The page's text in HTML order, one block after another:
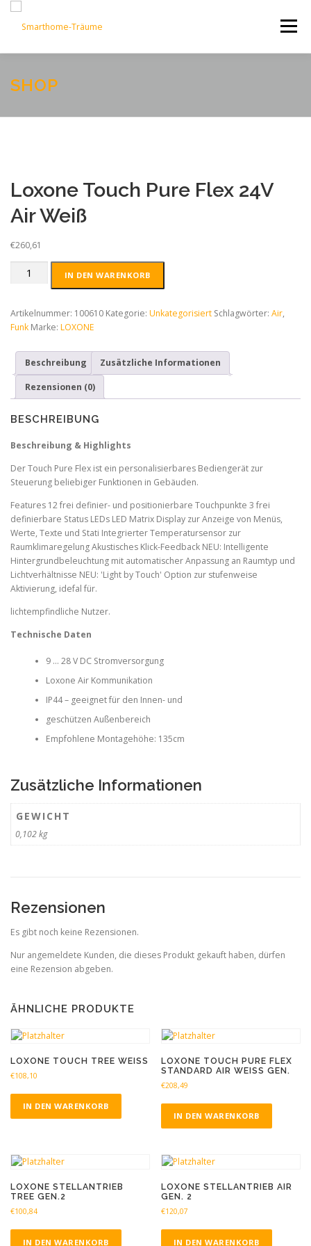
springen
Menü
START
SHOP
Loxone Touch Pure Flex 24V
Air Weiß
€260,61
Loxone
Flex
24V
Weiß
Menge
IN DEN WARENKORB
Artikelnummer: 100610 Kategorie: Unkategorisiert Schlagwörter: Air,
Funk Marke: LOXONE
Beschreibung Zusätzliche Informationen
Rezensionen (0)
BESCHREIBUNG
Beschreibung & Highlights
Der Touch Pure Flex ist ein personalisierbares Bediengerät zur
Steuerung beliebiger Funktionen in Gebäuden.
Features 12 frei definier- und positionierbare Touchpunkte 3 frei
definierbare Status LEDs LED Matrix Display zur Anzeige von Menüs,
Werte, Texte und Stati Integrierter Temperatursensor zur
Raumklimaregelung Akustisches Klick-Feedback NEU: Intelligente
Hintergrundbeleuchtung mit automatischer Anpassung an Raumtyp und
Lichtverhältnisse NEU: 'Light by Touch' Option zur stufenweise
Aktivierung, idefal für.
lichtempfindliche Nutzer.
Technische Daten
9 … 28 V DC Stromversorgung
Loxone Air Kommunikation
IP44 – geeignet für den Innen- und
geschützen Außenbereich
Empfohlene Montagehöhe: 135cm
Zusätzliche Informationen
GEWICHT
0,102 kg
Rezensionen
Es gibt noch keine Rezensionen.
Nur angemeldete Kunden, die dieses Produkt gekauft haben, dürfen
eine Rezension abgeben.
ÄHNLICHE PRODUKTE
LOXONE TOUCH TREE WEISS
€108,10
IN DEN WARENKORB
LOXONE TOUCH PURE FLEX
STANDARD AIR WEISS GEN.
€208,49
IN DEN WARENKORB
LOXONE STELLANTRIEB
TREE GEN.2
€100,84
IN DEN WARENKORB
LOXONE STELLANTRIEB AIR
GEN. 2
€120,07
IN DEN WARENKORB